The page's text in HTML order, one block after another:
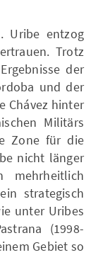
Uribe entzog
Trotz
der
und der
Chávez hinter
Militärs
Zone für die
nicht länger
mehrheitlich
strategisch
unter Uribes
(1998-
Gebiet so